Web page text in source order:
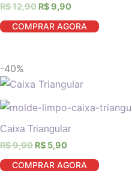
R$12,90 R$9,90
COMPRAR AGORA
-40%
Caixa Triangular
R$9,90 R$ 5,90
COMPRAR AGORA